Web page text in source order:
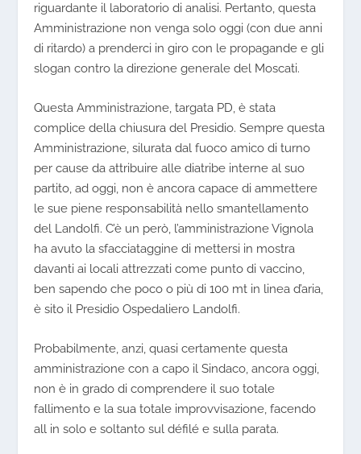
riguardante il laboratorio di analisi. Pertanto, questa
Amministrazione non venga solo oggi (con due anni
di ritardo) a prenderci in giro con le propagande e gli
slogan contro la direzione generale del Moscati.
Questa Amministrazione, targata PD, è stata
complice della chiusura del Presidio. Sempre questa
Amministrazione, silurata dal fuoco amico di turno
per cause da attribuire alle diatribe interne al suo
partito, ad oggi, non è ancora capace di ammettere
le sue piene responsabilità nello smantellamento
del Landolfi. C’è un però, l’amministrazione Vignola
ha avuto la sfacciataggine di mettersi in mostra
davanti ai locali attrezzati come punto di vaccino,
ben sapendo che poco o più di 100 mt in linea d’aria,
è sito il Presidio Ospedaliero Landolfi.
Probabilmente, anzi, quasi certamente questa
amministrazione con a capo il Sindaco, ancora oggi,
non è in grado di comprendere il suo totale
fallimento e la sua totale improvvisazione, facendo
all in solo e soltanto sul défilé e sulla parata.